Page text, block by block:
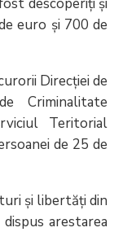
euro și 700 de
Direcției de
Criminalitate
Teritorial
de 25 de
și libertăți din
arestarea